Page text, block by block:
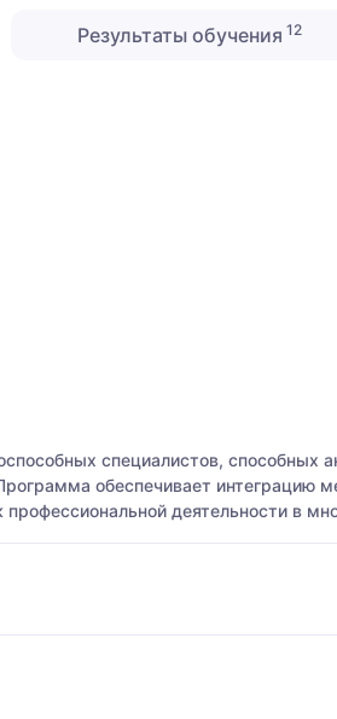
Результаты обучения 12
специалистов, способных
обеспечивает интеграцию
деятельности в